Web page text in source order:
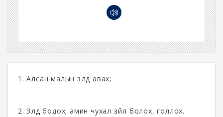
1. Алсан малын зүлд авах;
2. Зүлд бодох; амин чухал зүйл болох, голлох.